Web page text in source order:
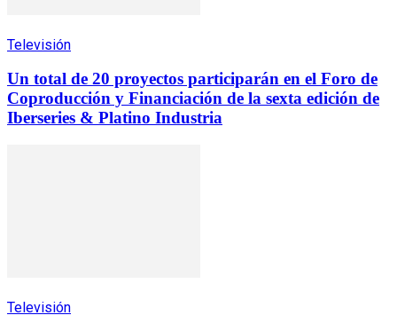
Televisión
Un total de 20 proyectos participarán en el Foro de
Coproducción y Financiación de la sexta edición de
Iberseries & Platino Industria
Televisión